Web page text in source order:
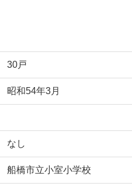
30戸
昭和54年3月
なし
船橋市立小室小学校